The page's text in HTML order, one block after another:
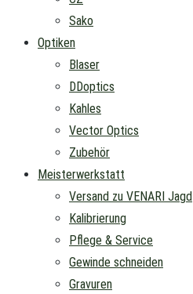
Sako
Optiken
Blaser
DDoptics
Kahles
Vector Optics
Zubehör
Meisterwerkstatt
Versand zu VENARI Jagd
Kalibrierung
Pflege & Service
Gewinde schneiden
Gravuren